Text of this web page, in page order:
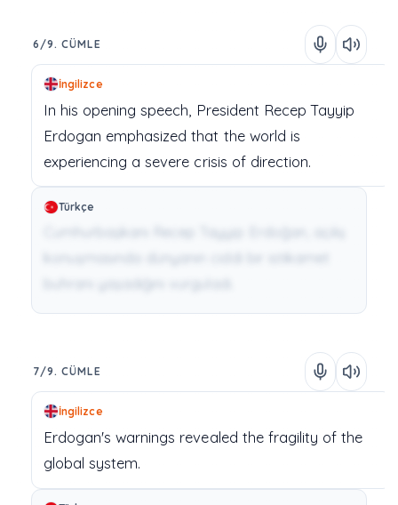
6/9. CÜMLE
İngilizce
In his opening speech, President Recep Tayyip
Erdogan emphasized that the world is
experiencing a severe crisis of direction.
Türkçe
Cumhurbaşkanı Recep Tayyip Erdoğan, açılış
7/9. CÜMLE
İngilizce
Erdogan's warnings revealed the fragility ofthe
global system.